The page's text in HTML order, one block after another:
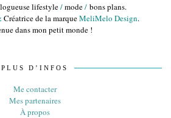
lifestyle/mode/bons plans.
Créatrice de la marqueMeliMelo Design.
dans mon petit monde !
PLUS D’INFOS
Me contacter
Mes partenaires
À propos